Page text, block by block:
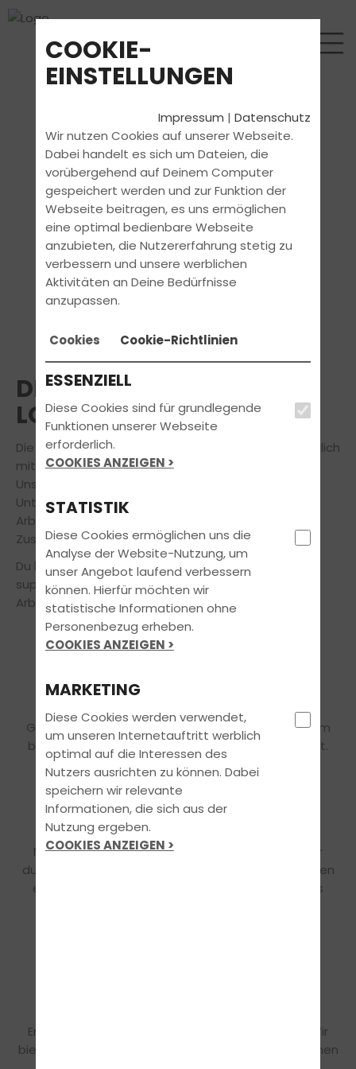
DEINE ARBEIT SOLL SICH
LOHNEN
Die beste Ausbildung für unsere Kunden ist nur möglich
mit den besten Fahrlehrern und Fahrlehrerinnen.
Unser Erfolg als erfolgreiches und dynamisches
Unternehmen basiert auf einer sehr positiven
Arbeitsatmosphäre und der exzellenten
Zusammenarbeit unserer qualifizierten Mitarbeiter.
Du bist bereits ein Top-Fahrlehrer? Wir bieten dir
super Kollegen und ausgezeichnete
Arbeitsbedingungen:
GEHALTSPAKET
Gute Arbeit muss sich auch finanziell lohnen. Darum
bieten wir dir ein rundum attraktives Gehaltspaket.
UNSER TEAM
Nach einer umfassenden Einarbeitung sichern wir
durch regelmäßige Team-Meetings und -Events den
einzigartigen Teamspirit, der Bestandteil unseres
Erholungspausen zum Auftanken neuer Energie. Wir
bieten dir flexible Arbeitszeitmodelle und Maßnahmen
COOKIE-
EINSTELLUNGEN
Impressum |Datenschutz
Wir nutzen Cookies auf unserer Webseite.
Dabei handelt es sich um Dateien, die
vorübergehend auf Deinem Computer
gespeichert werden und zur Funktion der
Webseite beitragen, es uns ermöglichen
eine optimal bedienbare Webseite
anzubieten, die Nutzererfahrung stetig zu
verbessern und unsere werblichen
Aktivitäten an Deine Bedürfnisse
anzupassen.
Cookies Cookie-Richtlinien
ESSENZIELL
Diese Cookies sind für grundlegende
Funktionen unserer Webseite
erforderlich.
COOKIES ANZEIGEN >
STATISTIK
Diese Cookies ermöglichen uns die
Analyse der Website-Nutzung, um
unser Angebot laufend verbessern
können. Hierfür möchten wir
statistische Informationen ohne
Personenbezug erheben.
COOKIES ANZEIGEN >
MARKETING
Diese Cookies werden verwendet,
um unseren Internetauftritt werblich
optimal auf die Interessen des
Nutzers ausrichten zu können. Dabei
speichern wir relevante
Informationen, die sich aus der
Nutzung ergeben.
COOKIES ANZEIGEN >